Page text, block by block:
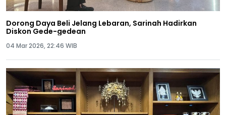
Dorong Daya Beli Jelang Lebaran, Sarinah Hadirkan
Diskon Gede-gedean
04 Mar 2026, 22:46 WIB